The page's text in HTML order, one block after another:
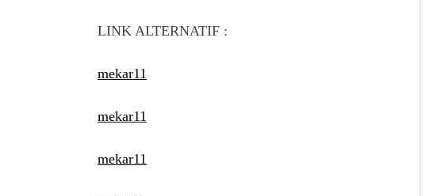
LINK ALTERNATIF :
mekar11
mekar11
mekar11